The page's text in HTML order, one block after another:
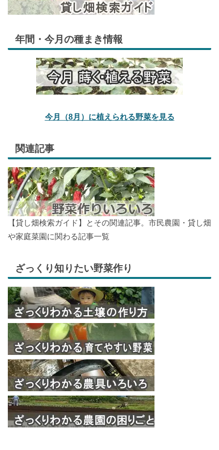
年間・今月の種まき情報
今月（8月）に植えられる野菜を見る
関連記事
【貸し畑検索ガイド】とその関連記事。市民農園・貸し畑
や家庭菜園に関わる記事一覧
ざっくり知りたい野菜作り